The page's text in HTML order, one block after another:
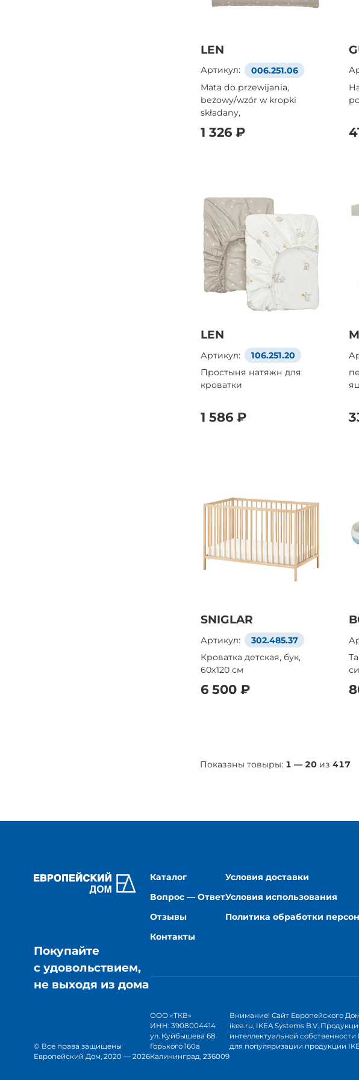
LEN
Артикул:
006.251.06
Mata do przewijania,
beżowy/wzór w kropki
składany,
1 326 ₽
LEN
Артикул:
106.251.20
Простыня натяжн для
кроватки
1 586 ₽
SNIGLAR
Артикул:
302.485.37
Кроватка детская, бук,
60x120 см
6 500 ₽
Показаны товыры: 1 — 20из 417
Покупайте
с удовольствием,
не выходя из дома
© Все права защищены
Европейский Дом, 2020 — 2026
Каталог
Вопрос — Ответ
Отзывы
Контакты
Условия доставки
Условия использования
Политика обработки
ООО «ТКВ»
ИНН: 3908004414
ул. Куйбышева 68
Горького 160а
Калининград, 236009
Внимание! Сайт Европейского
ikea.ru, IKEA Systems B.V.
интеллектуальной
для популяризации продукции